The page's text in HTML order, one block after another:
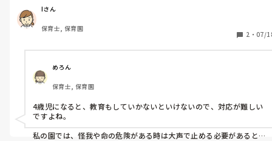
くていいのでとってもお勧めですよ～😊
い！」「やだーやりたくない！」などの言葉遣いを言った時の対
応など、、。何をいっても「やだ」と言われます😣
特に①ふざけている時に声色を変えて言っても「えへへ」と笑っ
②言葉遣いなど
4歳児ってどんな声掛けすればいいですか？
追加で室内でできる遊び(爆弾ゲームやフルーツバスケットなど)
ホールでできる遊び(しっぽとりや鬼ごっこなど)があれば教えて
ください🙇
制作なども嬉しいです！
Iさん
保育士, 保育園
2 ・ 07/
めろん
保育士, 保育園
4歳児になると、教育もしていかないといけないので、対応が難しい
ですよね。
私の園では、怪我や命の危険がある時は大声で止める必要があると